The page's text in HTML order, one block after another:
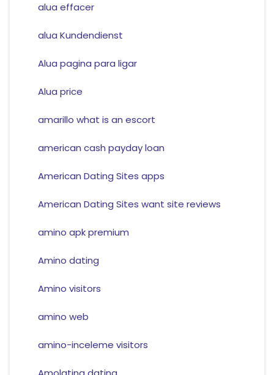
alua effacer
alua Kundendienst
Alua pagina para ligar
Alua price
amarillo what is an escort
american cash payday loan
American Dating Sites apps
American Dating Sites want site reviews
amino apk premium
Amino dating
Amino visitors
amino web
amino-inceleme visitors